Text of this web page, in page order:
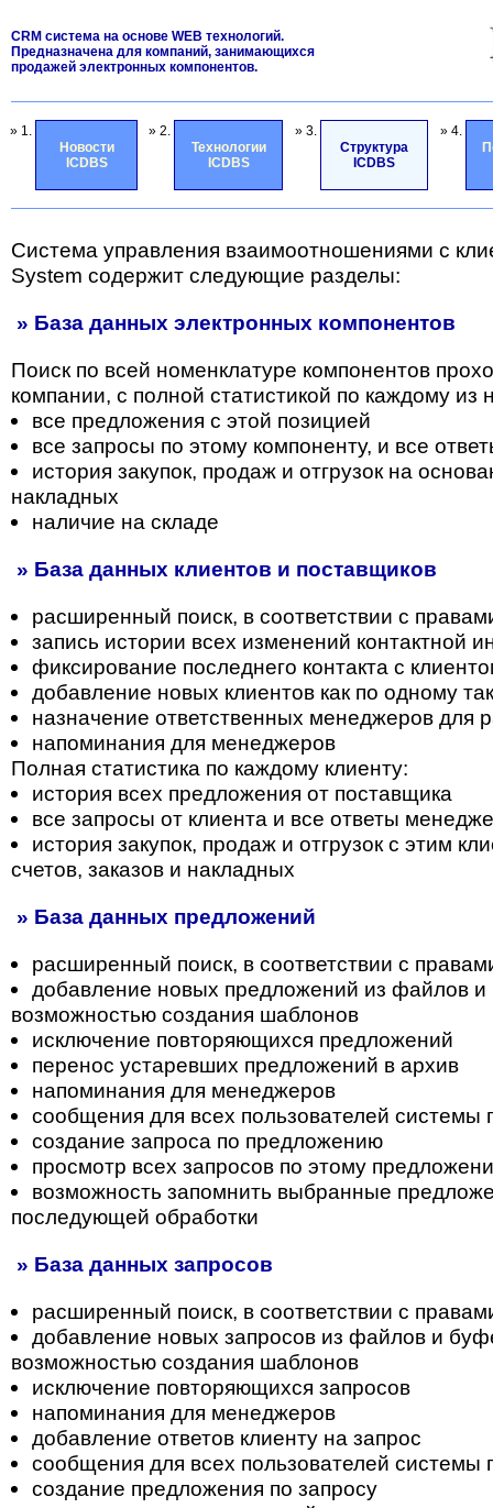
CRM система на основе WEB технологий.
Предназначена для компаний, занимающихся
продажей электронных компонентов.
» 1.
Новости
ICDBS
» 2.
Технологии
ICDBS
» 3.
Структура
ICDBS
» 4.
Система управления взаимоотношениями с
System содержит следующие разделы:
» База данных электронных компонентов
Поиск по всей номенклатуре компонентов
компании, с полной статистикой по каждому из
все предложения с этой позицией
все запросы по этому компоненту, и все
история закупок, продаж и отгрузок на
накладных
наличие на складе
» База данных клиентов и поставщиков
расширенный поиск, в соответствии с
запись истории всех изменений контактной
фиксирование последнего контакта с
добавление новых клиентов как по одному
назначение ответственных менеджеров для
напоминания для менеджеров
Полная статистика по каждому клиенту:
история всех предложения от поставщика
все запросы от клиента и все ответы
история закупок, продаж и отгрузок с этим
счетов, заказов и накладных
» База данных предложений
расширенный поиск, в соответствии с
добавление новых предложений из файлов
возможностью создания шаблонов
исключение повторяющихся предложений
перенос устаревших предложений в архив
напоминания для менеджеров
сообщения для всех пользователей
создание запроса по предложению
просмотр всех запросов по этому
возможность запомнить выбранные
последующей обработки
» База данных запросов
расширенный поиск, в соответствии с
добавление новых запросов из файлов и
возможностью создания шаблонов
исключение повторяющихся запросов
напоминания для менеджеров
добавление ответов клиенту на запрос
сообщения для всех пользователей системы
создание предложения по запросу